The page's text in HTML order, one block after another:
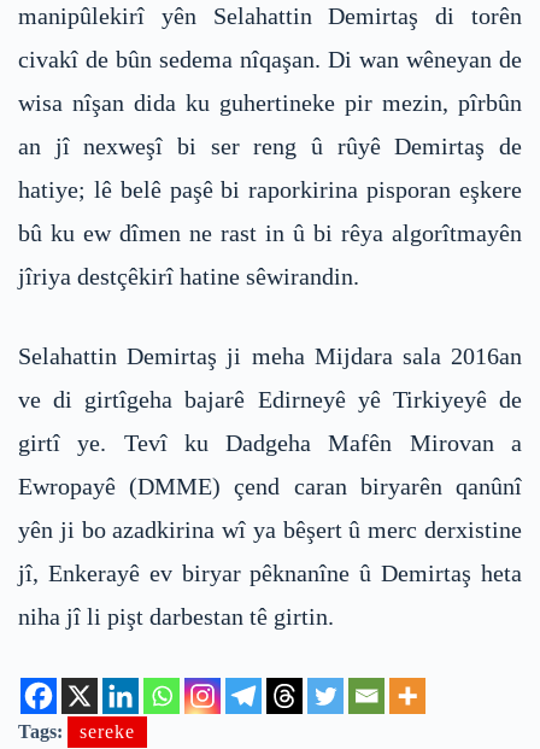
manipûlekirî yên Selahattin Demirtaş di torên
civakî de bûn sedema nîqaşan. Di wan wêneyan de
wisa nîşan dida ku guhertineke pir mezin, pîrbûn
an jî nexweşî bi ser reng û rûyê Demirtaş de
hatiye; lê belê paşê bi raporkirina pisporan eşkere
bû ku ew dîmen ne rast in û bi rêya algorîtmayên
jîriya destçêkirî hatine sêwirandin.
Selahattin Demirtaş ji meha Mijdara sala 2016an
ve di girtîgeha bajarê Edirneyê yê Tirkiyeyê de
girtî ye. Tevî ku Dadgeha Mafên Mirovan a
Ewropayê (DMME) çend caran biryarên qanûnî
yên ji bo azadkirina wî ya bêşert û merc derxistine
jî, Enkerayê ev biryar pêknanîne û Demirtaş heta
niha jî li pişt darbestan tê girtin.
Tags: sereke